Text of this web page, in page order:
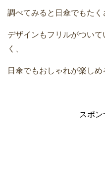
調べてみると日傘でもたく
デザインもフリルがつい
く、
日傘でもおしゃれが楽し
スポ